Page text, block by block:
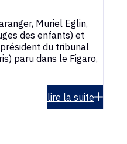
Muriel Eglin,
des enfants) et
du tribunal
paru dans le Figaro,
lire la suite